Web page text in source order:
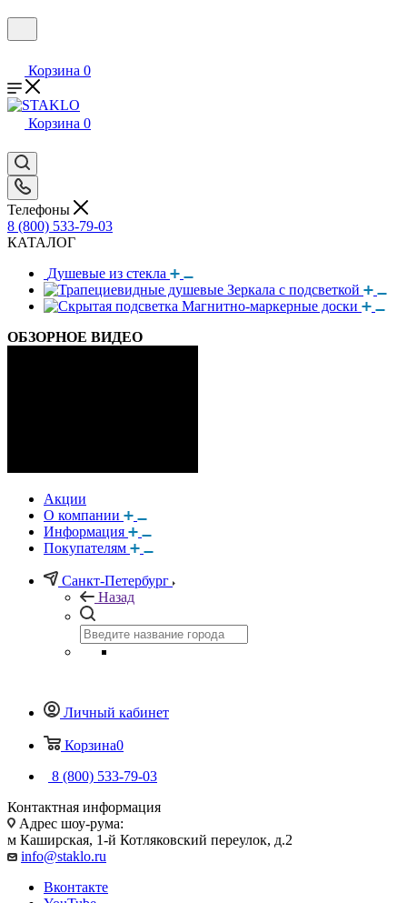
Корзина 0
Корзина 0
Телефоны
8 (800) 533-79-03
КАТАЛОГ
Душевые из стекла
Зеркала с подсветкой
Магнитно-маркерные доски
ОБЗОРНОЕ ВИДЕО
Акции
О компании
Информация
Покупателям
Санкт-Петербург
Назад
Личный кабинет
Корзина0
8 (800) 533-79-03
Контактная информация
Адрес шоу-рума:
м Каширская, 1-й Котляковский переулок, д.2
info@staklo.ru
Вконтакте